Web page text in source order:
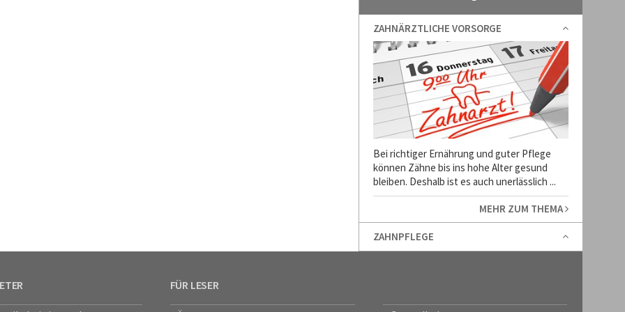
ZAHNÄRZTLICHE VORSORGE
Bei richtiger Ernährung und guter Pflege
können Zähne bis ins hohe Alter gesund
bleiben. Deshalb ist es auch unerlässlich ...
MEHR ZUM THEMA
ZAHNPFLEGE
FÜR LESER